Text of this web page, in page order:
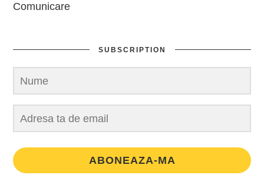
Comunicare
SUBSCRIPTION
ABONEAZA-MA